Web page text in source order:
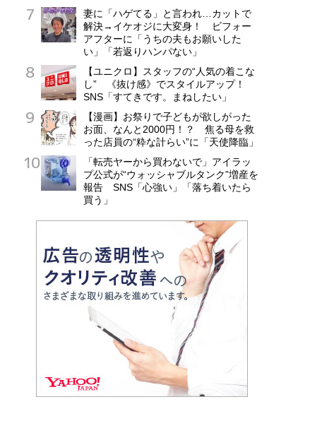
妻に「ハゲてる」と言われ…カットで
解決→イケオジに大変身！ ビフォー
アフターに「うちの夫もお願いした
い」「若返りハンパない」
【ユニクロ】スタッフの“人気の着こな
し” 《抜け感》でスタイルアップ！
SNS「すてきです。まねしたい」
【漫画】お祭りで子どもが欲しがった
お面、なんと2000円！？ 焦る母を救
った店員の“粋な計らい”に「天使降臨」
「転売ヤーから買わないで」アイラッ
プ公式が“ウォッシャブルタンク”増産を
報告 SNS「心強い」「落ち着いたら
買う」